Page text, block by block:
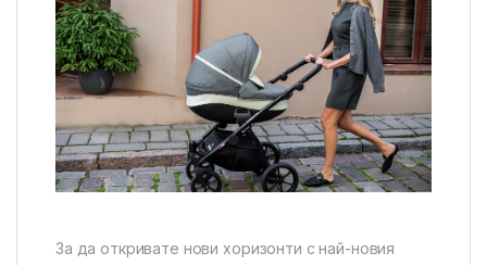
За да откривате нови хоризонти с най-новия